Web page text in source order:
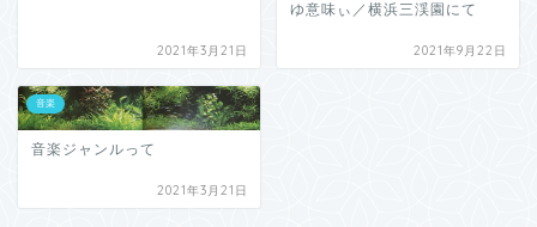
2021年3月21日
ゆ意味ぃ／横浜三渓園にて
2021年9月22日
音楽
音楽ジャンルって
2021年3月21日